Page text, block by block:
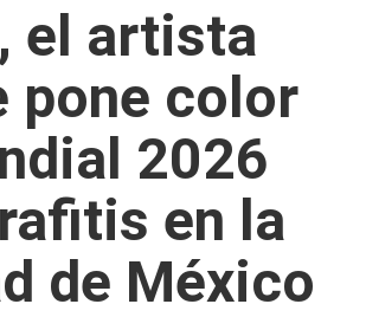
el artista
pone color
2026
en la
de México